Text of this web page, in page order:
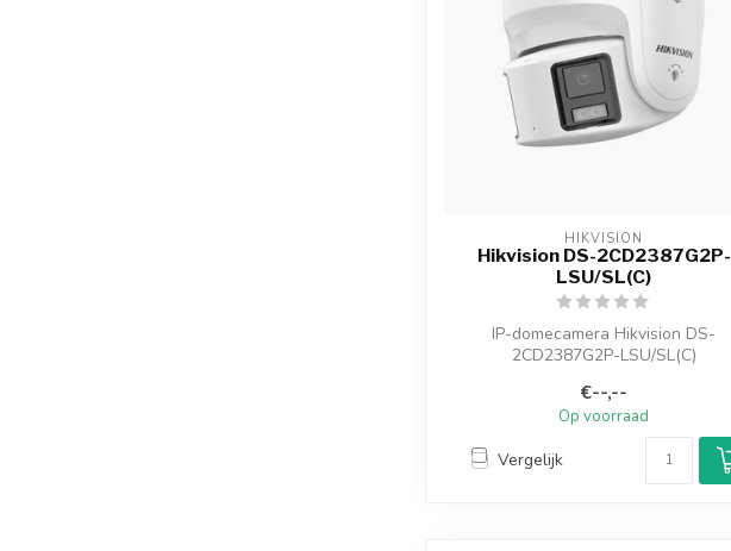
HIKVISION
Hikvision DS-2CD2387G2P-
LSU/SL(C)
IP-domecamera Hikvision DS-
2CD2387G2P-LSU/SL(C)
Hoogwaardige beeldkwalite...
€--,--
Op voorraad
Vergelijk